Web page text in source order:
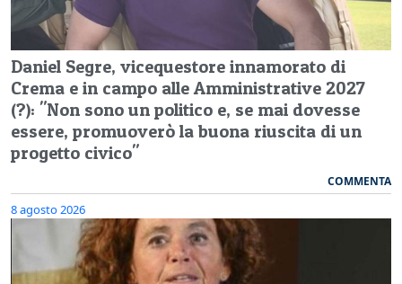
Daniel Segre, vicequestore innamorato di
Crema e in campo alle Amministrative 2027
(?): "Non sono un politico e, se mai dovesse
essere, promuoverò la buona riuscita di un
progetto civico"
COMMENTA
8 agosto 2026